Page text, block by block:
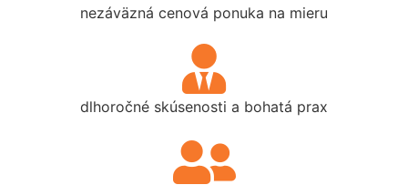
nezáväzná cenová ponuka na mieru
dlhoročné skúsenosti a bohatá prax